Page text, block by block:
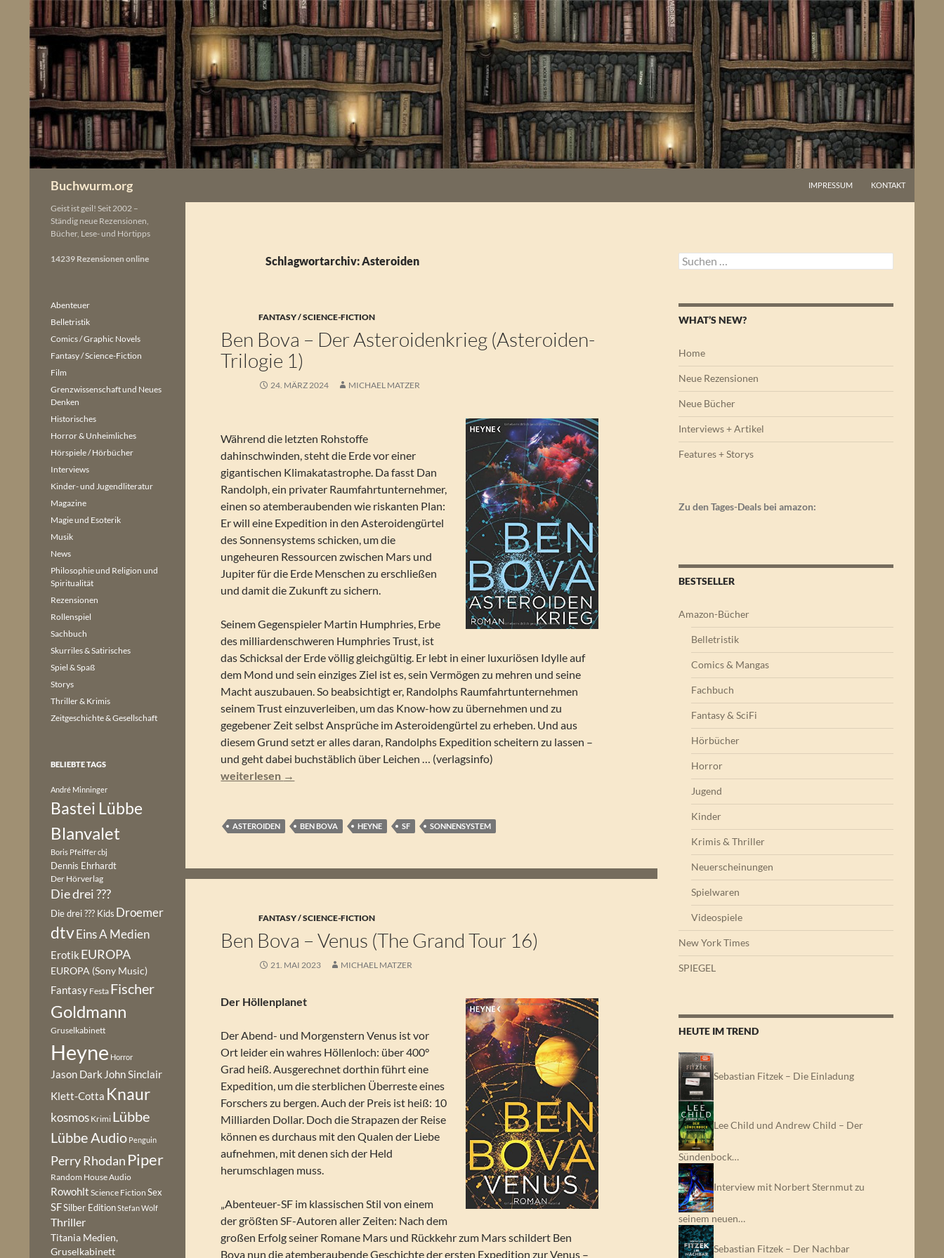
springen
Buchwurm.org IMPRESSUM KONTAKT
Schlagwortarchiv: Asteroiden
FANTASY / SCIENCE-FICTION
Ben Bova – Der Asteroidenkrieg (Asteroiden-
Trilogie 1)
24. MÄRZ 2024 MICHAEL MATZER
Während die letzten Rohstoffe
dahinschwinden, steht die Erde vor einer
gigantischen Klimakatastrophe. Da fasst Dan
Randolph, ein privater Raumfahrtunternehmer,
einen so atemberaubenden wie riskanten Plan:
Er will eine Expedition in den Asteroidengürtel
des Sonnensystems schicken, um die
ungeheuren Ressourcen zwischen Mars und
Jupiter für die Erde Menschen zu erschließen
und damit die Zukunft zu sichern.
Seinem Gegenspieler Martin Humphries, Erbe
des milliardenschweren Humphries Trust, ist
das Schicksal der Erde völlig gleichgültig. Er lebt in einer luxuriösen Idylle auf
dem Mond und sein einziges Ziel ist es, sein Vermögen zu mehren und seine
Macht auszubauen. So beabsichtigt er, Randolphs Raumfahrtunternehmen
seinem Trust einzuverleiben, um das Know-how zu übernehmen und zu
gegebener Zeit selbst Ansprüche im Asteroidengürtel zu erheben. Und aus
diesem Grund setzt er alles daran, Randolphs Expedition scheitern zu lassen –
und geht dabei buchstäblich über Leichen … (verlagsinfo)
Ben Bova – Der Asteroidenkrieg (Asteroiden-Trilogie 1)
weiterlesen →
ASTEROIDEN BEN BOVA HEYNE SF SONNENSYSTEM
FANTASY / SCIENCE-FICTION
Ben Bova – Venus (The Grand Tour 16)
21. MAI 2023 MICHAEL MATZER
Der Höllenplanet
Der Abend- und Morgenstern Venus ist vor
Ort leider ein wahres Höllenloch: über 400°
Grad heiß. Ausgerechnet dorthin führt eine
Expedition, um die sterblichen Überreste eines
Forschers zu bergen. Auch der Preis ist heiß: 10
Milliarden Dollar. Doch die Strapazen der Reise
können es durchaus mit den Qualen der Liebe
aufnehmen, mit denen sich der Held
herumschlagen muss.
„Abenteuer-SF im klassischen Stil von einem
der größten SF-Autoren aller Zeiten: Nach dem
großen Erfolg seiner Romane Mars und Rückkehr zum Mars schildert Ben
Bova nun die atemberaubende Geschichte der ersten Expedition zur Venus –
Suchen
nach:
WHAT’S NEW?
Home
Neue Rezensionen
Neue Bücher
Interviews + Artikel
Features + Storys
Zu den Tages-Deals bei amazon:
BESTSELLER
Amazon-Bücher
Belletristik
Comics & Mangas
Fachbuch
Fantasy & SciFi
Hörbücher
Horror
Jugend
Kinder
Krimis & Thriller
Neuerscheinungen
Spielwaren
Videospiele
New York Times
SPIEGEL
HEUTE IM TREND
Sebastian Fitzek – Die Einladung
Lee Child und Andrew Child – Der
Sündenbock…
Interview mit Norbert Sternmut zu
seinem neuen…
Sebastian Fitzek – Der Nachbar
Geist ist geil! Seit 2002 –
Ständig neue Rezensionen,
Bücher, Lese- und Hörtipps
14239 Rezensionen online
Abenteuer
Belletristik
Comics / Graphic Novels
Fantasy / Science-Fiction
Film
Grenzwissenschaft und Neues
Denken
Historisches
Horror & Unheimliches
Hörspiele / Hörbücher
Interviews
Kinder- und Jugendliteratur
Magazine
Magie und Esoterik
Musik
News
Philosophie und Religion und
Spiritualität
Rezensionen
Rollenspiel
Sachbuch
Skurriles & Satirisches
Spiel & Spaß
Storys
Thriller & Krimis
Zeitgeschichte & Gesellschaft
BELIEBTE TAGS
André Minninger
Bastei Lübbe
Blanvalet
Boris Pfeiffercbj
Dennis Ehrhardt
Der Hörverlag
Die drei ???
Die drei ??? Kids Droemer
dtvEins A Medien
Erotik EUROPA
EUROPA (Sony Music)
Fantasy Festa Fischer
Goldmann
Gruselkabinett
Heyne Horror
Jason Dark John Sinclair
Klett-Cotta Knaur
kosmos Krimi Lübbe
Lübbe Audio Penguin
Perry Rhodan Piper
Random House Audio
Rowohlt Science Fiction Sex
SFSilber EditionStefan Wolf
Thriller
Titania Medien,
Gruselkabinett